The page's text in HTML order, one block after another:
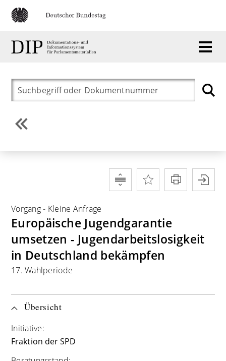
Vorgang- Kleine Anfrage
Europäische Jugendgarantie
umsetzen - Jugendarbeitslosigkeit
in Deutschland bekämpfen
17. Wahlperiode
Übersicht
Initiative:
Fraktion der SPD